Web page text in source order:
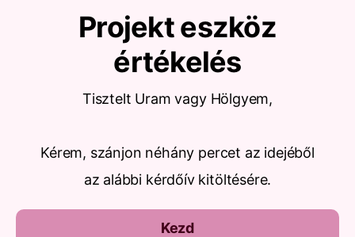
Projekt eszköz
értékelés
Tisztelt Uram vagy Hölgyem,
Kérem, szánjon néhány percet az idejéből
az alábbi kérdőív kitöltésére.
Kezd